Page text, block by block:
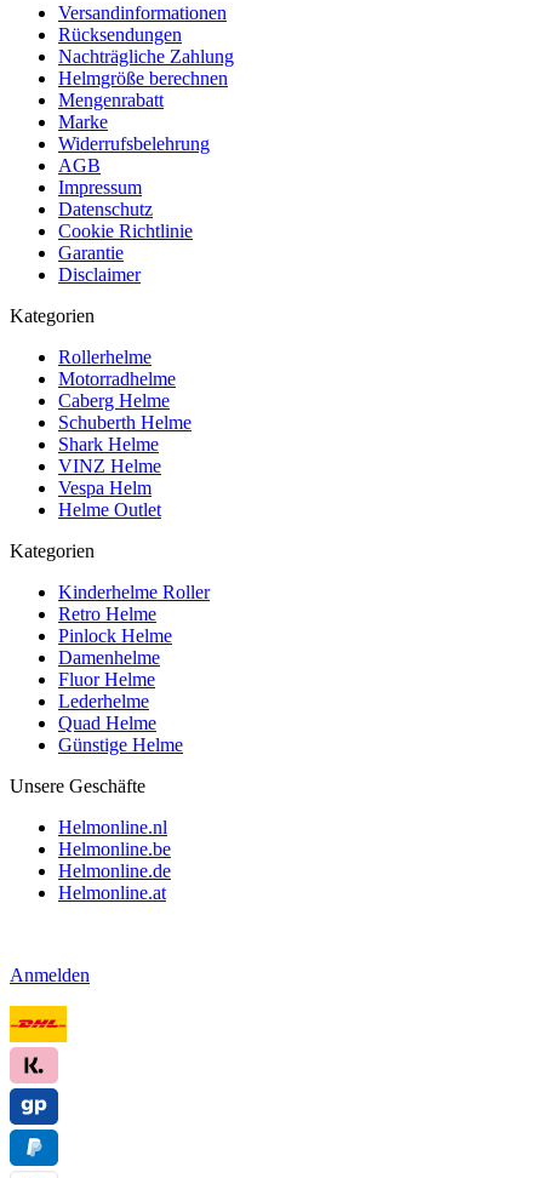
Versandinformationen
Rücksendungen
Nachträgliche Zahlung
Helmgröße berechnen
Mengenrabatt
Marke
Widerrufsbelehrung
AGB
Impressum
Datenschutz
Cookie Richtlinie
Garantie
Disclaimer
Kategorien
Rollerhelme
Motorradhelme
Caberg Helme
Schuberth Helme
Shark Helme
VINZ Helme
Vespa Helm
Helme Outlet
Kategorien
Kinderhelme Roller
Retro Helme
Pinlock Helme
Damenhelme
Fluor Helme
Lederhelme
Quad Helme
Günstige Helme
Unsere Geschäfte
Helmonline.nl
Helmonline.be
Helmonline.de
Helmonline.at
Anmelden